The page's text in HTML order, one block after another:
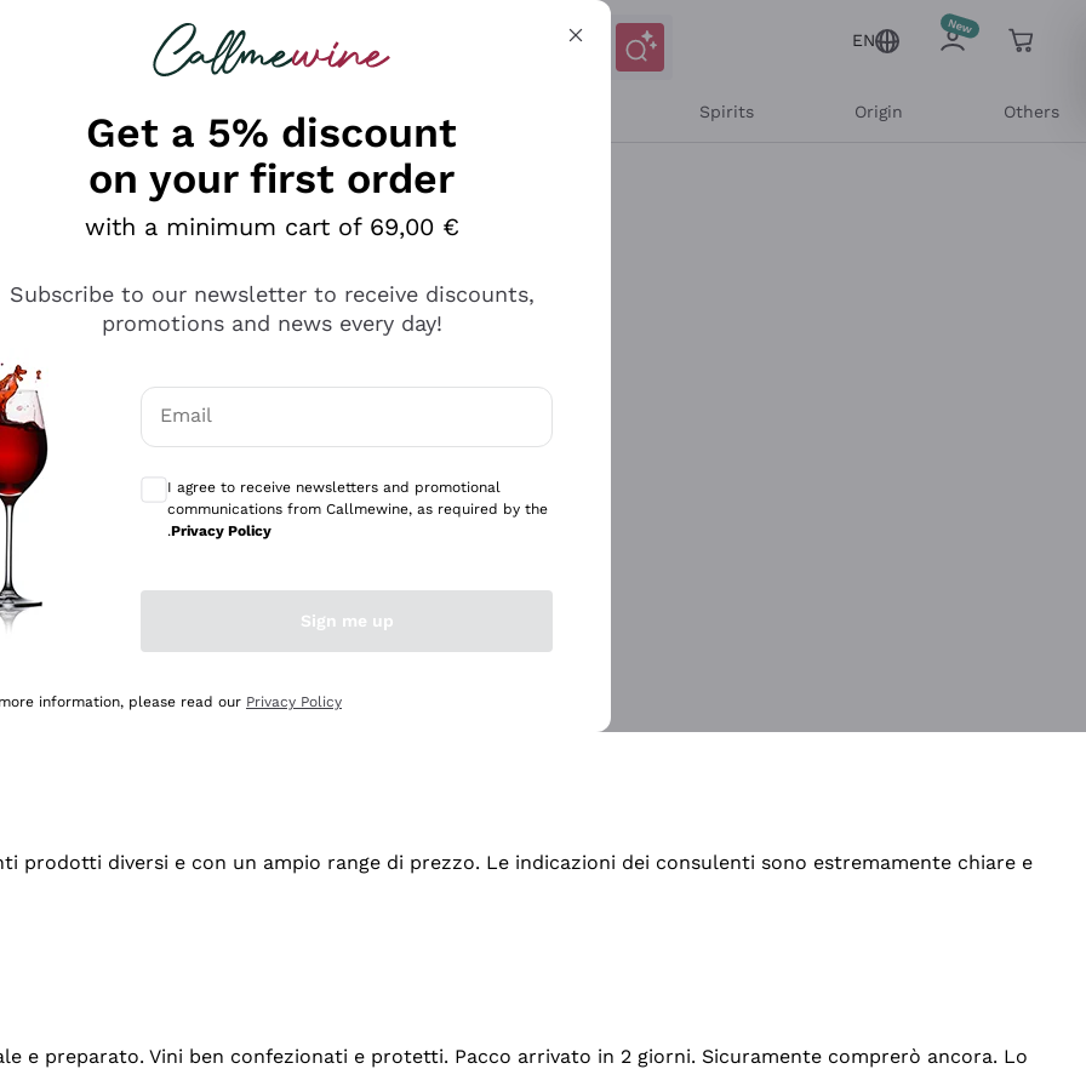
looking for
EN
Spirits Origin Others
professionalità
diversi e con un ampio range di prezzo. Le indicazioni dei consulenti sono estremamente chiare e
e preparato. Vini ben confezionati e protetti. Pacco arrivato in 2 giorni. Sicuramente comprerò ancora. Lo
Get a 5% discount
on your first order
with a minimum cart of 69,00 €
Subscribe to our newsletter to receive discounts,
promotions and news every day!
Email
I agree to receive newsletters and promotional
communications from Callmewine, as required by the
.Privacy Policy
Sign me up
information, please read our Privacy Policy